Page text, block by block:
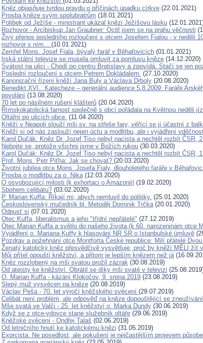
Kněz objasňuje tvrdou pravdu o příčinách úpadku církve (22.01.2021)
Prosba kněze svým spolubratrům (18.01.2021)
Polibek od Ježíše - ministrant ukázal knězi Ježíšovu lásku
Rozhovor - Arcibiskup Jan Graubner: Ocitl jsem se na prahu věčnosti
Živý přenos posledního rozloučení s otcem Josefem Fialou - v neděli
rozhovor s ním... (10.01.2021)
Zemřel Mons. Josef Fiala, bývalý farář v Běhařovicích (01.01.2021)
Irská státní televize se musela omluvit za pomluvu kněze (14.12.2020)
Svátost na ulici - Chodí po centru Bratislavy a zpovídá. Stačí se jen
Poslední rozloučení s otcem Petrem Dokládalem. (27.10.2020)
Kanonizační řízení kněží Jana Buly a Václava Drboly (20.08.2020)
Benedikt XVI.: Katecheze – generální audience 5.8.2009: Faráře
povolání (13.08.2020)
70 let po násilném rušení klášterů (20.04.2020)
Římskokatolická farnost společně s obcí pořádala na Květnou neděli
Oltářní po ulicích obce. (11.04.2020)
Kněží v Neapoli slouží mši sv. na střeše fary, věřící se jí účastní z
Kněží si od nás zaslouží nejen úctu a modlitbu, ale i vyjádření
Karol Dučák: Kněz Dr. Jozef Tiso nebyl nacista a nechtěl rozbít ČSR,
Nebojte se, protože všichni jsme v Božích rukou (30.03.2020)
Karol Dučák: Kněz Dr. Jozef Tiso nebyl nacista a nechtěl rozbít ČSR,
Prof. Mons. Petr Piťha: Jak se chovat? (20.03.2020)
Životní jubilea otce Mons. Josefa Fialy, dlouholetého faráře v
Prosba o modlitbu za o. Nika(12.03.2020)
O osvobozující milosti (k exhortaci o Amazonii) (19.02.2020)
Sbohem celibátu? (03.02.2020)
P. Marian Kuffa: Říkají mi, abych nemluvil do politiky. (25.01.2020)
Československý mučedník bl. Metoděj Dominik Trčka(20.01.2020)
Odpusť si (07.01.2020)
Otec Kuffa, liberalismus a jeho "třídní nepřátelé" (27.12.2019)
Otec Marian Kuffa a světlo do našeho života (k 60. narozeninám otce
Vyjádření o. Mariana Kuffy k hlasování NR SR o Istanbulské úmluvě
Pozdrav a požehnání otce Montforta České republice: Milí přátelé
Ženatý katolický kněz přesvědčivě vysvětluje, proč by kněží MĚLI žít
Můj přítel opouští kněžství, a přitom je lepším knězem než já
Kněz rozzlobený na mši svatou prožil zázrak (30.08.2019)
Od ateisty ke kněžství. Obrátil se díky mši svaté v televizi
O. Marian Kuffa - kázání Klokočov, 9. srpna 2019 (23.08.2019)
Slepý muž vysvěcen na kněze (20.08.2019)
Václav Peša - 70. let výročí kněžského svěcení (29.07.2019)
Celibát není problém, ale odpověď na kněze dopouštějící se zneužívání
Mše svatá ve Valči - 25. let kněžství o. Marka Dundy (30.06.2019)
Když se z otce-vdovce stane služebník oltáře (29.06.2019)
Kněžské svěcení - Ondřej Talaš (02.06.2019)
Od letničního hnutí ke katolickému knězi (31.05.2019)
Exorcista: Ne posedlost, ale pokušení je nejčastějším projevem